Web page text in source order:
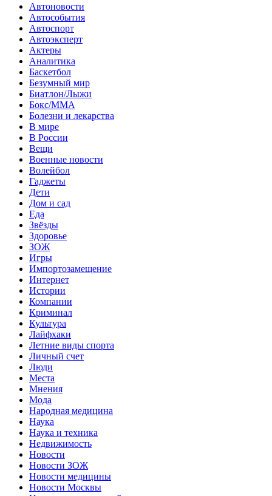
Автоновости
Автособытия
Автоспорт
Автоэксперт
Актеры
Аналитика
Баскетбол
Безумный мир
Биатлон/Лыжи
Бокс/MMA
Болезни и лекарства
В мире
В России
Вещи
Военные новости
Волейбол
Гаджеты
Дети
Дом и сад
Еда
Звёзды
Здоровье
ЗОЖ
Игры
Импортозамещение
Интернет
Истории
Компании
Криминал
Культура
Лайфхаки
Летние виды спорта
Личный счет
Люди
Места
Мнения
Мода
Народная медицина
Наука
Наука и техника
Недвижимость
Новости
Новости ЗОЖ
Новости медицины
Новости Москвы